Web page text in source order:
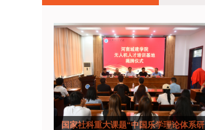
国家社科重大课题“中国乐学理论体系研